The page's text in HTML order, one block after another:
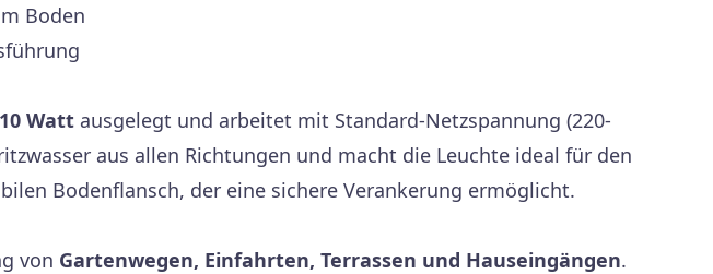
Boden
Watt ausgelegt und arbeitet mit Standard-Netzspannung (220-
aus allen Richtungen und macht die Leuchte ideal für den
Bodenflansch, der eine sichere Verankerung ermöglicht.
von Gartenwegen, Einfahrten, Terrassen und Hauseingängen.